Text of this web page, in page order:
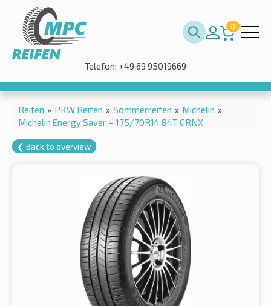
0
Telefon: +49 69 95019669
Reifen » PKW Reifen » Sommerreifen » Michelin »
Michelin Energy Saver + 175/70R14 84T GRNX
❮ Back to overview